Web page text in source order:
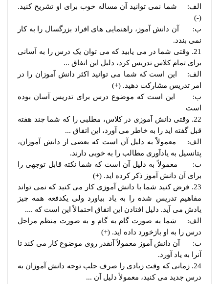
الف: شما نمی توانید آن مساله خوب برای او تشریح کنید.
(-)
ب: آن دانش آموز، راهنمایی های افراد بزرگسال را به کار
نمی بندد.
21. وقتی شما در می یابید که می توان یک درس را به آسانی
برای تمام کلاس تدریس کرد، دلیل این اتفاق ...
الف: این است که شما می توانید اکثر دانش آموزان را در
امر تدریس مشارکت دهید. (+)
ب: این است که موضوع درس برای تدریس آسان بوده
است
22. وقتی دانش آموزی در کلاس، مطلبی را که شما چند هفته
قبل گفته اید را به خاطر می آورد، این اتفاق ...
الف: معمولاً به دلیل آن است که بعضی از دانش آموزان،
پتانسیل به یادآوری مطالب را به خوبی دارند.
ب: معمولاً به دلیل آن است که شما نکته قابل توجهی را
برای آن دانش آموز ذکر کرده اید. (+)
23. فرض کنید شما با دانش آموزی کار می کنید که نمی تواند
مفاهیم تدریس شده را به یاد بیاورد ولی یکدفعه همه چیز
یادش می آید. دلیل افتادن این اتفاق احتمالاً این است که ....
الف: شما به صورت گام به گام و به صورت منظم مراحل
درس را به او بازخورد داده اید. (+)
ب: آن دانش آموز معمولاً آنقدر روی موضوع کار می کند تا
آنرا به یاد آورد.
24. زمانی که وقت زیادی را صرف جلب توجه دانش آموزان به
درس جدید می کنید، معمولاً دلیل آن ...